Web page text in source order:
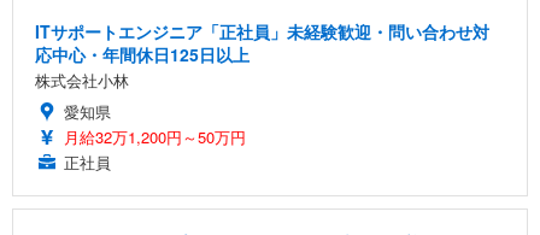
ITサポートエンジニア「正社員」未経験歓迎・問い合わせ対
応中心・年間休日125日以上
株式会社小林
愛知県
月給32万1,200円～50万円
正社員